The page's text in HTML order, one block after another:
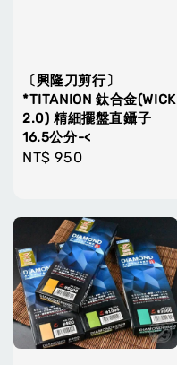
〔興隆刀剪行〕
*TITANION 鈦合金(WICK
2.0) 精細擺盤直鑷子
16.5公分-<
Regular
NT$ 950